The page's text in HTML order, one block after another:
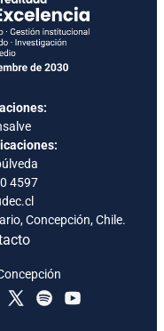
4597
Concepción, Chile.